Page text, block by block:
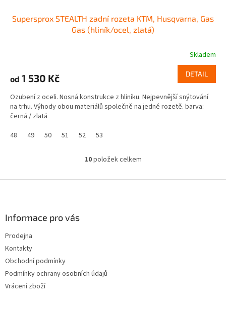
Supersprox STEALTH zadní rozeta KTM, Husqvarna, Gas
Gas (hliník/ocel, zlatá)
Skladem
od 1 530 Kč DETAIL
Ozubení z oceli. Nosná konstrukce z hliníku. Nejpevnější snýtování
na trhu. Výhody obou materiálů společně na jedné rozetě. barva:
černá / zlatá
48
49 50 51 52 53
O
l
10položek celkem
Informace pro vás
Prodejna
Kontakty
Obchodní podmínky
Podmínky ochrany osobních údajů
Vrácení zboží